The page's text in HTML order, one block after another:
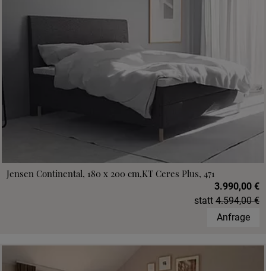
Jensen Continental, 180 x 200 cm,KT Ceres Plus, 471
3.990,00 €
statt 4.594,00 €
Anfrage